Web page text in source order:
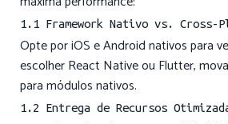
1.1 Framework Nativo vs. Cross-
Opte por iOS e Android nativos para
escolher React Native ou Flutter,
para módulos nativos.
1.2 Entrega de Recursos